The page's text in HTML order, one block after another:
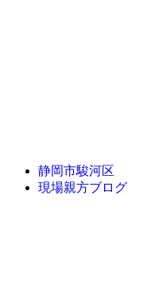
静岡市駿河区
現場親方ブログ